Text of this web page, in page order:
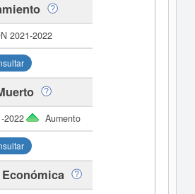
Aumento